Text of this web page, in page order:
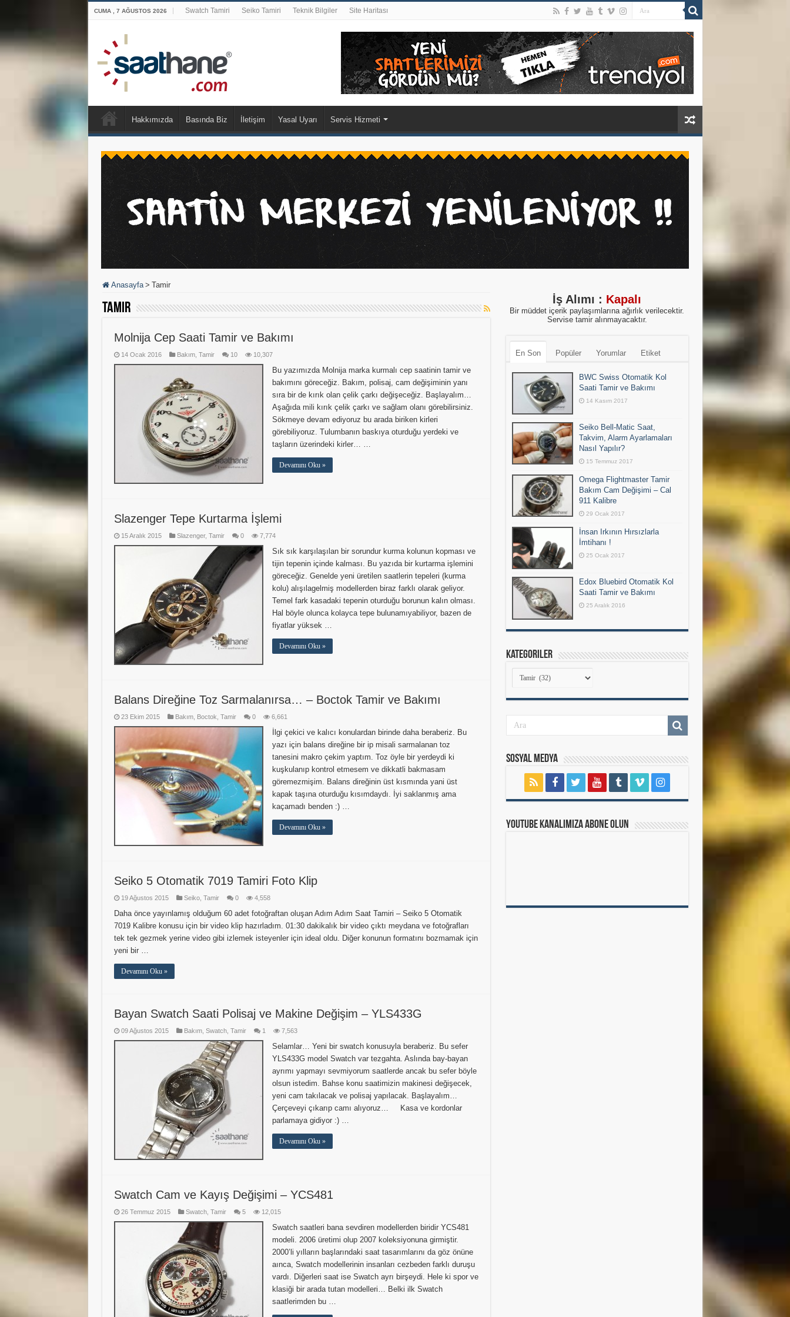
CUMA , 7 AĞUSTOS 2026 Swatch Tamiri Seiko Tamiri Teknik Bilgiler Site Haritası
Hakkımızda Basında Biz İletişim Yasal Uyarı Servis Hizmeti
Anasayfa > Tamir
Tamir
Molnija Cep Saati Tamir ve Bakımı
14 Ocak 2016 Bakım, Tamir 10 10,307
Bu yazımızda Molnija marka kurmalı cep saatinin tamir ve
bakımını göreceğiz. Bakım, polisaj, cam değişiminin yanı
sıra bir de kırık olan çelik çarkı değişeceğiz. Başlayalım…
Aşağıda mili kırık çelik çarkı ve sağlam olanı görebilirsiniz.
Sökmeye devam ediyoruz bu arada biriken kirleri
görebiliyoruz. Tulumbanın baskıya oturduğu yerdeki ve
taşların üzerindeki kirler… …
Devamını Oku »
Slazenger Tepe Kurtarma İşlemi
15 Aralık 2015 Slazenger, Tamir 0 7,774
Sık sık karşılaşılan bir sorundur kurma kolunun kopması ve
tijin tepenin içinde kalması. Bu yazıda bir kurtarma işlemini
göreceğiz. Genelde yeni üretilen saatlerin tepeleri (kurma
kolu) alışılagelmiş modellerden biraz farklı olarak geliyor.
Temel fark kasadaki tepenin oturduğu borunun kalın olması.
Hal böyle olunca kolayca tepe bulunamıyabiliyor, bazen de
fiyatlar yüksek …
Devamını Oku »
Balans Direğine Toz Sarmalanırsa… – Boctok Tamir ve Bakımı
23 Ekim 2015 Bakım, Boctok Tamir 0 6,661
İlgi çekici ve kalıcı konulardan birinde daha beraberiz. Bu
yazı için balans direğine bir ip misali sarmalanan toz
tanesini makro çekim yaptım. Toz öyle bir yerdeydi ki
kuşkulanıp kontrol etmesem ve dikkatli bakmasam
göremezmişim. Balans direğinin üst kısmında yani üst
kapak taşına oturduğu kısımdaydı. İyi saklanmış ama
kaçamadı benden :) …
Devamını Oku »
Seiko 5 Otomatik 7019 Tamiri Foto Klip
19 Ağustos 2015 Seiko, Tamir 0 4,558
Daha önce yayınlamış olduğum 60 adet fotoğraftan oluşan Adım Adım Saat Tamiri – Seiko 5 Otomatik
7019 Kalibre konusu için bir video klip hazırladım. 01:30 dakikalık bir video çıktı meydana ve fotoğrafları
tek tek gezmek yerine video gibi izlemek isteyenler için ideal oldu. Diğer konunun formatını bozmamak için
yeni bir …
Devamını Oku »
Bayan Swatch Saati Polisaj ve Makine Değişim – YLS433G
09 Ağustos 2015 Bakım, Swatch, Tamir 1 7,563
Selamlar… Yeni bir swatch konusuyla beraberiz. Bu sefer
YLS433G model Swatch var tezgahta. Aslında bay-bayan
ayrımı yapmayı sevmiyorum saatlerde ancak bu sefer böyle
olsun istedim. Bahse konu saatimizin makinesi değişecek,
yeni cam takılacak ve polisaj yapılacak. Başlayalım…
Çerçeveyi çıkarıp camı alıyoruz… Kasa ve kordonlar
parlamaya gidiyor :) …
Devamını Oku »
Swatch Cam ve Kayış Değişimi – YCS481
26 Temmuz 2015 Swatch, Tamir 5 12,015
Swatch saatleri bana sevdiren modellerden biridir YCS481
modeli. 2006 üretimi olup 2007 koleksiyonuna girmiştir.
2000’li yılların başlarındaki saat tasarımlarını da göz önüne
aınca, Swatch modellerinin insanları cezbeden farklı duruşu
vardı. Diğerleri saat ise Swatch ayrı birşeydi. Hele ki spor ve
klasiği bir arada tutan modelleri… Belki ilk Swatch
saatlerimden bu …
İş Alımı : Kapalı
Bir müddet içerik paylaşımlarına ağırlık verilecektir.
Servise tamir alınmayacaktır.
En Son Popüler Yorumlar Etiket
BWC Swiss Otomatik Kol
Saati Tamir ve Bakımı
14 Kasım 2017
Seiko Bell-Matic Saat,
Takvim, Alarm Ayarlamaları
Nasıl Yapılır?
15 Temmuz 2017
Omega Flightmaster Tamir
Bakım Cam Değişimi – Cal
911 Kalibre
29 Ocak 2017
İnsan Irkının Hırsızlarla
İmtihanı !
25 Ocak 2017
Edox Bluebird Otomatik Kol
Saati Tamir ve Bakımı
25 Aralık 2016
Kategoriler
Kategoriler
Sosyal Medya
Youtube Kanalımıza Abone Olun